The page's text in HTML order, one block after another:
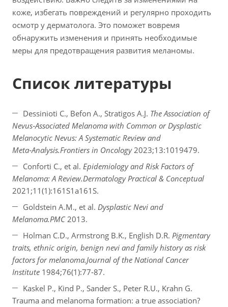
коже, избегать повреждений и регулярно проходить
осмотр у дерматолога. Это поможет вовремя
обнаружить изменения и принять необходимые
меры для предотвращения развития меланомы.
Список литературы
Dessinioti C., Befon A., Stratigos A.J. The Association of
Nevus‑Associated Melanoma with Common or Dysplastic
Melanocytic Nevus: A Systematic Review and
Meta‑Analysis.Frontiers in Oncology2023;13:1019479.
Conforti C., et al. Epidemiology and Risk Factors of
Melanoma: A Review.Dermatology Practical & Conceptual
2021;11(1):161S1a161S.
Goldstein A.M., et al. Dysplastic Nevi and
Melanoma.PMC2013.
Holman C.D., Armstrong B.K., English D.R. Pigmentary
traits, ethnic origin, benign nevi and family history as risk
factors for melanoma.Journal of the National Cancer
Institute 1984;76(1):77‑87.
Kaskel P., Kind P., Sander S., Peter R.U., Krahn G.
Trauma and melanoma formation: a true association?